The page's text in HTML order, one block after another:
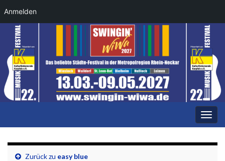
Anmelden
Zurück zu easy blue